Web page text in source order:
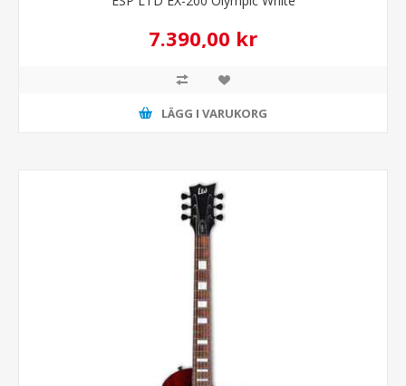
7.390,00 kr
LÄGG I VARUKORG